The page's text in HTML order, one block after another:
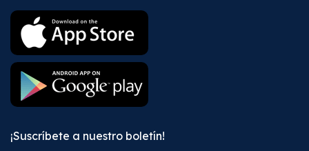
¡Suscríbete a nuestro boletín!